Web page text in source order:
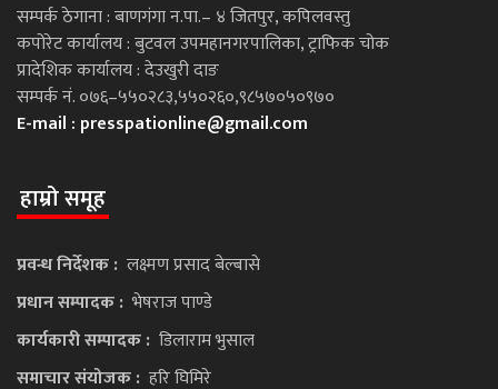
सम्पर्क ठेगाना : बाणगंगा न.पा.– ४ जितपुर, कपिलवस्तु
कपोरेट कार्यालय : बुटवल उपमहानगरपालिका, ट्राफिक चोक
प्रादेशिक कार्यालय : देउखुरी दाङ
सम्पर्क नं. ०७६–५५०२८३,५५०२६०,९८५७०५०९७०
E-mail : presspationline@gmail.com
हाम्रो समूह
प्रवन्ध निर्देशक : लक्ष्मण प्रसाद बेल्बासे
प्रधान सम्पादक : भेषराज पाण्डे
कार्यकारी सम्पादक : डिलाराम भुसाल
समाचार संयोजक : हरि घिमिरे